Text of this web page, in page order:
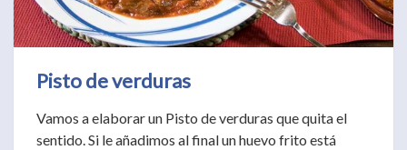
Pisto de verduras
Vamos a elaborar un Pisto de verduras que quita el
sentido. Si le añadimos al final un huevo frito está